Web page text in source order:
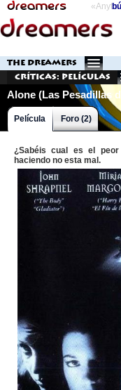
THE DREAMERS
Críticas: Películas
Alone (Las Pesadillas
Película Foro (2)
¿Sabéis cual es el
haciendo no esta mal.